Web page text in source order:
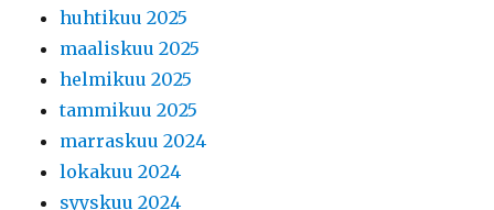
huhtikuu 2025
maaliskuu 2025
helmikuu 2025
tammikuu 2025
marraskuu 2024
lokakuu 2024
syyskuu 2024